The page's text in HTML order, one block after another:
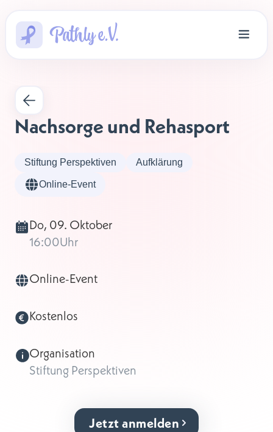
Nachsorge und Rehasport
Stiftung Perspektiven Aufklärung
Online-Event
Do, 09. Oktober
16:00Uhr
Online-Event
Kostenlos
Organisation
Stiftung Perspektiven
Jetzt anmelden